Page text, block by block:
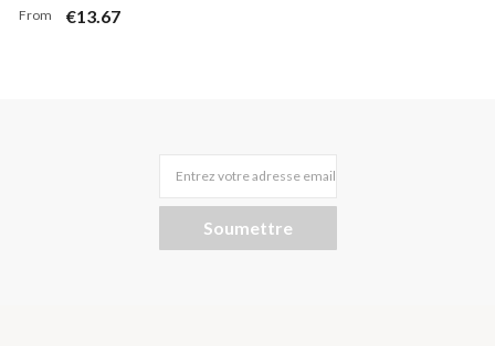
anniversaire sur le thème des
From €13.67
Entrez votre adresse email
Soumettre